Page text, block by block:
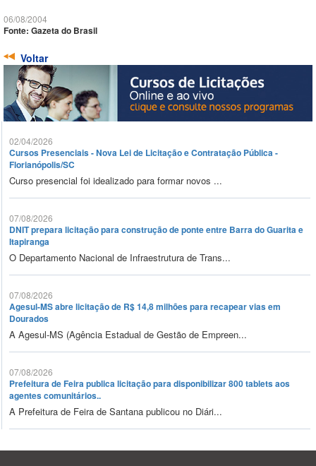
06/08/2004
Fonte: Gazeta do Brasil
Voltar
02/04/2026
Cursos Presenciais - Nova Lei de Licitação e Contratação Pública -
Florianópolis/SC
Curso presencial foi idealizado para formar novos ...
07/08/2026
DNIT prepara licitação para construção de ponte entre Barra do Guarita e
Itapiranga
O Departamento Nacional de Infraestrutura de Trans...
07/08/2026
Agesul-MS abre licitação de R$ 14,8 milhões para recapear vias em
Dourados
A Agesul-MS (Agência Estadual de Gestão de Empreen...
07/08/2026
Prefeitura de Feira publica licitação para disponibilizar 800 tablets aos
agentes comunitários..
A Prefeitura de Feira de Santana publicou no Diári...